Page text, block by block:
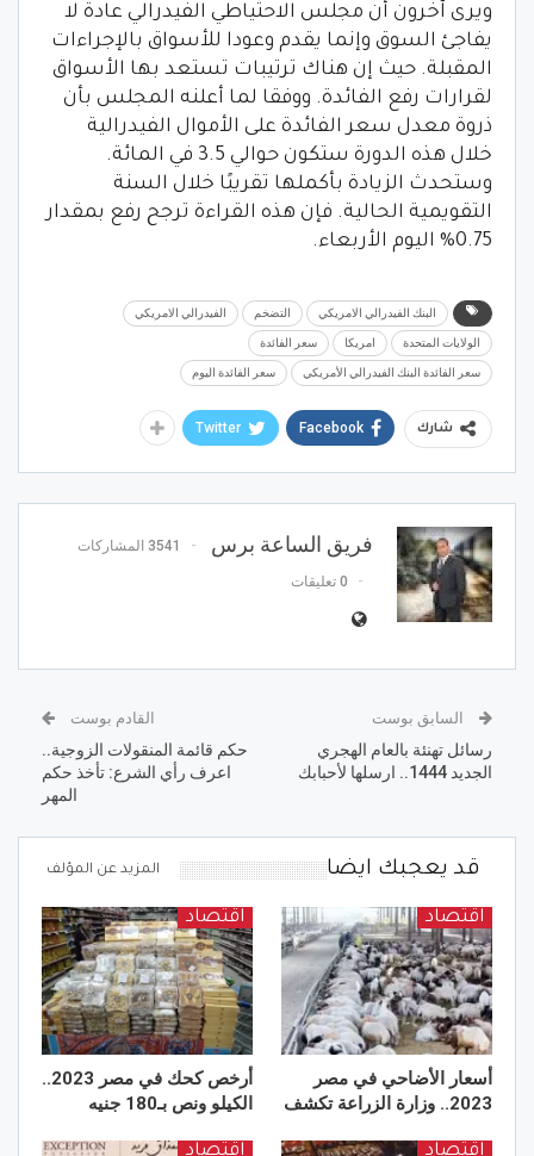
ويرى آخرون أن مجلس الاحتياطي الفيدرالي عادة لا
يفاجئ السوق وإنما يقدم وعودا للأسواق بالإجراءات
المقبلة. حيث إن هناك ترتيبات تستعد بها الأسواق
لقرارات رفع الفائدة. ووفقا لما أعلنه المجلس بأن
ذروة معدل سعر الفائدة على الأموال الفيدرالية
خلال هذه الدورة ستكون حوالي 3.5 في المائة.
وستحدث الزيادة بأكملها تقريبًا خلال السنة
التقويمية الحالية. فإن هذه القراءة ترجح رفع بمقدار
0.75% اليوم الأربعاء.
البنك الفيدرالي الامريكي التضخم الفيدرالي الامريكي
الولايات المتحدة امريكا سعر الفائدة
سعر الفائدة البنك الفيدرالي الأمريكي سعر الفائدة اليوم
شارك Facebook
Twitter
فريق الساعة برس 3541 المشاركات
0 تعليقات
السابق بوست
رسائل تهنئة بالعام الهجري
الجديد 1444.. ارسلها لأحبابك
القادم بوست
حكم قائمة المنقولات الزوجية..
اعرف رأي الشرع: تأخذ حكم
المهر
قد يعجبك ايضا المزيد عن المؤلف
اقتصاد
أسعار الأضاحي في مصر
2023.. وزارة الزراعة تكشف
اقتصاد
أرخص كحك في مصر 2023..
الكيلو ونص بـ180 جنيه
اقتصاد اقتصاد